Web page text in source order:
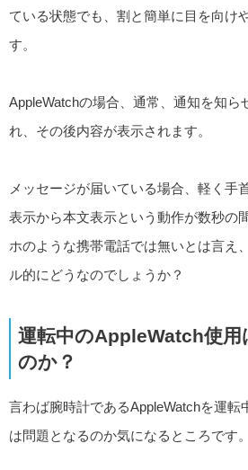
ている状態でも、割と簡単に目を向け
す。
AppleWatchの場合、通常、通知を知ら
れ、その後内容が表示されます。
メッセージが届いている場合、軽く手
表示から本文表示という動作が数秒の
ホのような携帯電話では無いとは言え
ル的にどうなのでしょうか？
運転中のAppleWatch使用
のか？
言わば腕時計であるAppleWatchを運転
は問題となるのか気になるところです。